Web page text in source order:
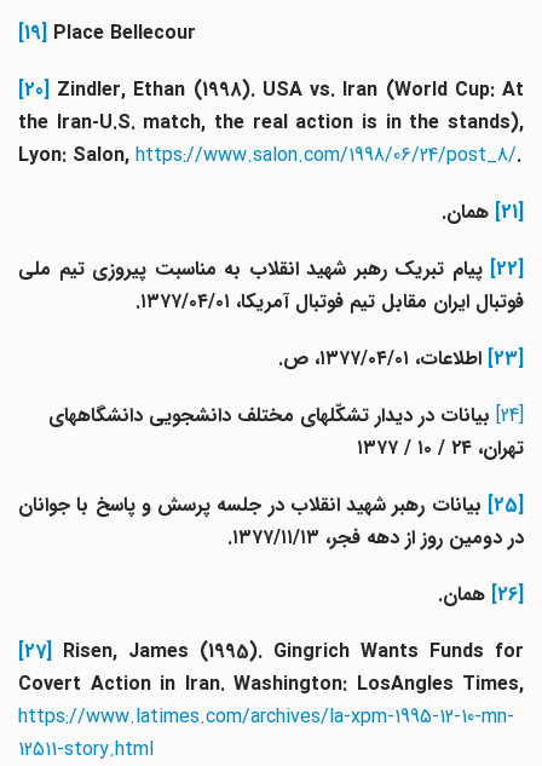
[19] Place Bellecour
[20] Zindler, Ethan (1998). USA vs. Iran (World Cup: At
the Iran-U.S. match, the real action is in the stands),
Lyon: Salon,https://www.salon.com/1998/06/24/post_8/
همان.
پیام تبریک رهبر شهید انقلاب به مناسبت پیروزی تیم ملی
فوتبال ایران مقابل تیم فوتبال آمریکا، ۱۳۷۷/۰۴/۰۱.
اطلاعات، ۱۳۷۷/۰۴/۰۱، ص.
بیانات در دیدار تشکّلهای مختلف دانشجویی دانشگاههای
تهران، ۲۴ / ۱۰ / ۱۳۷۷
بیانات رهبر شهید انقلاب در جلسه پرسش و پاسخ با جوانان
در دومین روز از دهه فجر، ۱۳۷۷/۱۱/۱۳.
همان.
[27] Risen, James (1995). Gingrich Wants Funds for
Covert Action in Iran. Washington: LosAngles Times,
https://www.latimes.com/archives/la-xpm-1995-12-10-mn-
12511-story.html